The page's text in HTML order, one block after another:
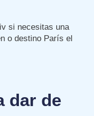
si necesitas una
o destino París el
dar de